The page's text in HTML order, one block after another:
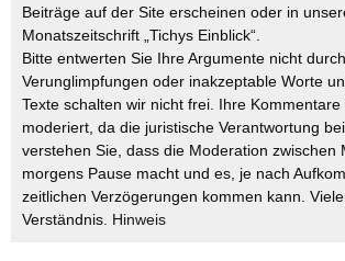
Beiträge auf der Site erscheinen oder in
Monatszeitschrift „Tichys Einblick“.
Bitte entwerten Sie Ihre Argumente nicht
Verunglimpfungen oder inakzeptable Worte
Texte schalten wir nicht frei. Ihre Kommentare
moderiert, da die juristische Verantwortung
verstehen Sie, dass die Moderation zwischen
morgens Pause macht und es, je nach
zeitlichen Verzögerungen kommen kann.
Verständnis. Hinweis